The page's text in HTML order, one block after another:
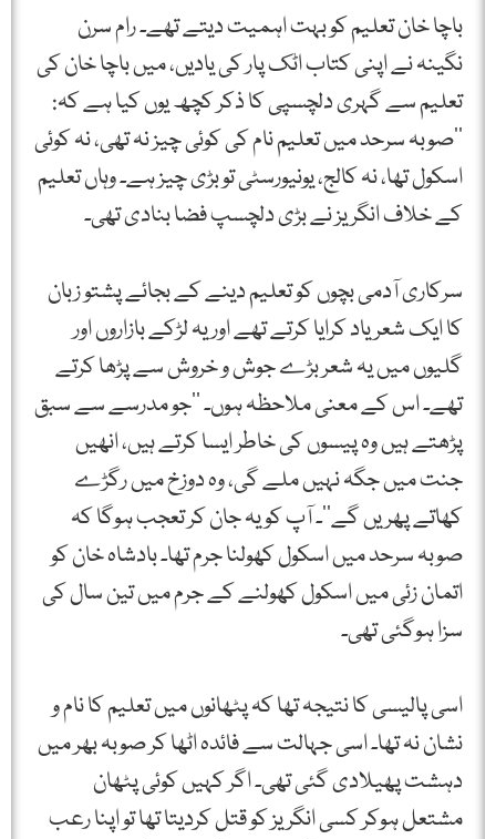
باچا خان تعلیم کو بہت اہمیت دیتے تھے۔ رام سرن
نگینہ نے اپنی کتاب اٹک پار کی یادیں، میں باچا خان کی
تعلیم سے گہری دلچسپی کا ذکر کچھ یوں کیا ہے کہ:
’’صوبہ سرحد میں تعلیم نام کی کوئی چیز نہ تھی، نہ کوئی
اسکول تھا، نہ کالج، یونیورسٹی تو بڑی چیز ہے۔ وہاں تعلیم
کے خلاف انگریز نے بڑی دلچسپ فضا بنادی تھی۔
سرکاری آدمی بچوں کو تعلیم دینے کے بجائے پشتو زبان
کا ایک شعر یاد کرایا کرتے تھے اور یہ لڑکے بازاروں اور
گلیوں میں یہ شعر بڑے جوش و خروش سے پڑھا کرتے
تھے۔ اس کے معنی ملاحظہ ہوں۔ ’’جو مدرسے سے سبق
پڑھتے ہیں وہ پیسوں کی خاطر ایسا کرتے ہیں، انھیں
جنت میں جگہ نہیں ملے گی، وہ دوزخ میں رگڑے
کھاتے پھریں گے‘‘۔ آپ کو یہ جان کر تعجب ہوگا کہ
صوبہ سرحد میں اسکول کھولنا جرم تھا۔ بادشاہ خان کو
اتمان زئی میں اسکول کھولنے کے جرم میں تین سال کی
سزا ہوگئی تھی۔
اسی پالیسی کا نتیجہ تھا کہ پٹھانوں میں تعلیم کا نام و
نشان نہ تھا۔ اسی جہالت سے فائدہ اٹھا کر صوبہ بھر میں
دہشت پھیلادی گئی تھی۔ اگر کہیں کوئی پٹھان
مشتعل ہوکر کسی انگریز کو قتل کردیتا تھا تو اپنا رعب